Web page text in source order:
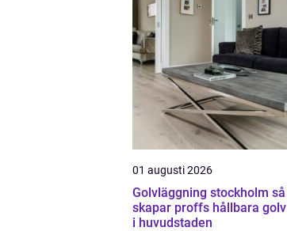
01 augusti 2026
Golvläggning stockholm så
skapar proffs hållbara golv
i huvudstaden